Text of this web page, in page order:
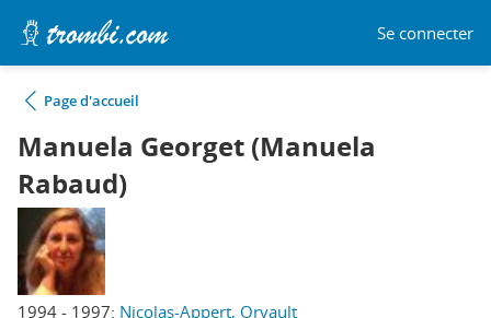
Se connecter
Page d'accueil
Manuela Georget (Manuela
Rabaud)
1994 - 1997: Nicolas-Appert, Orvault